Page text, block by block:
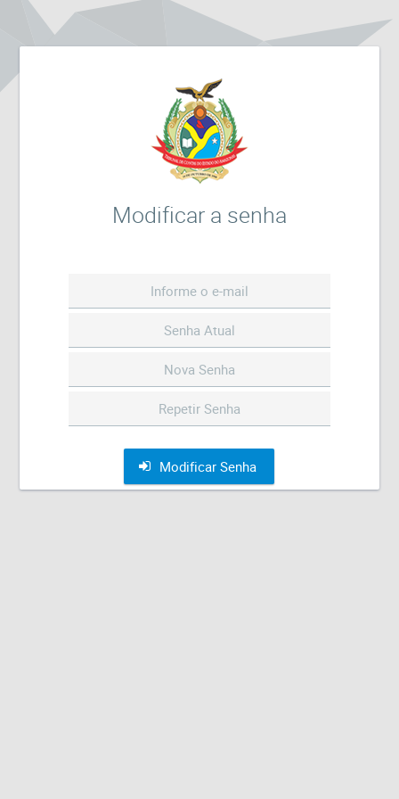
Modificar a senha
Modificar Senha